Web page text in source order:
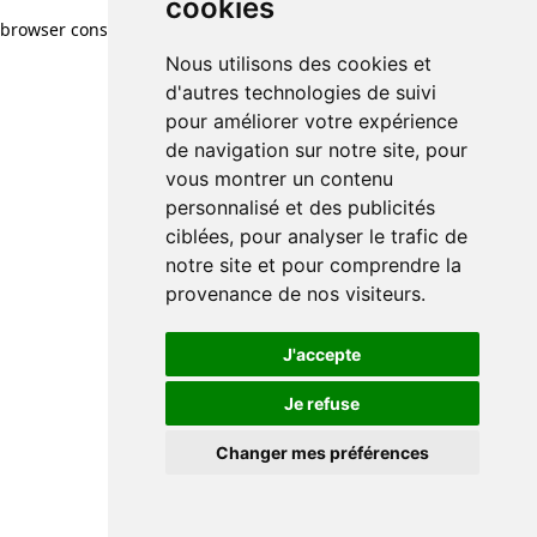
cookies
Nous utilisons des cookies et
d'autres technologies de suivi
pour améliorer votre expérience
de navigation sur notre site, pour
vous montrer un contenu
personnalisé et des publicités
ciblées, pour analyser le trafic de
notre site et pour comprendre la
provenance de nos visiteurs.
J'accepte
Je refuse
Changer mes préférences
cookies
Nous utilisons des cookies et
d'autres technologies de suivi
pour améliorer votre expérience
de navigation sur notre site, pour
vous montrer un contenu
personnalisé et des publicités
ciblées, pour analyser le trafic de
notre site et pour comprendre la
provenance de nos visiteurs.
J'accepte
Je refuse
Changer mes préférences
browser console for more information)